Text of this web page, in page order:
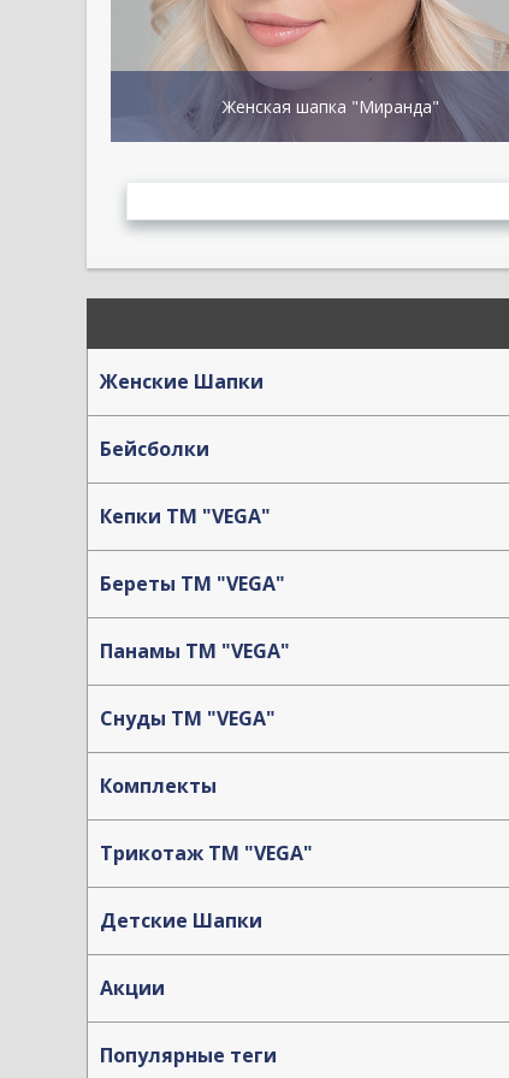
Женская шапка "Миранда"
Женские Шапки
Бейсболки
Кепки TM "VEGA"
Береты TM "VEGA"
Панамы TM "VEGA"
Снуды ТМ "VEGA"
Комплекты
Трикотаж TM "VEGA"
Детские Шапки
Акции
Популярные теги